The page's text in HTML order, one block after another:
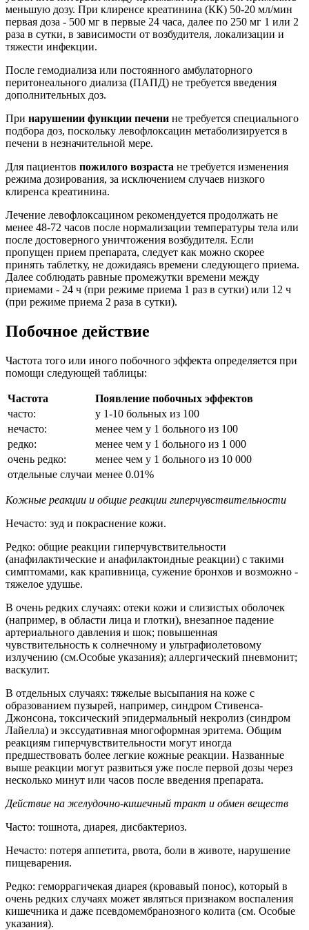
меньшую дозу. При клиренсе креатинина (КК) 50-20 мл/мин
первая доза - 500 мг в первые 24 часа, далее по 250 мг 1 или 2
раза в сутки, в зависимости от возбудителя, локализации и
тяжести инфекции.
После гемодиализа или постоянного амбулаторного
перитонеального диализа (ПАПД) не требуется введения
дополнительных доз.
При нарушении функции печени не требуется специального
подбора доз, поскольку левофлоксацин метаболизируется в
печени в незначительной мере.
Для пациентов пожилого возраста не требуется изменения
режима дозирования, за исключением случаев низкого
клиренса креатинина.
Лечение левофлоксацином рекомендуется продолжать не
менее 48-72 часов после нормализации температуры тела или
после достоверного уничтожения возбудителя. Если
пропущен прием препарата, следует как можно скорее
принять таблетку, не дожидаясь времени следующего приема.
Далее соблюдать равные промежутки времени между
приемами - 24 ч (при режиме приема 1 раз в сутки) или 12 ч
(при режиме приема 2 раза в сутки).
Побочное действие
Частота того или иного побочного эффекта определяется при
помощи следующей таблицы:
Частота
Появление побочных эффектов
часто:
у 1-10 больных из 100
нечасто:
менее чем у 1 больного из 100
редко:
менее чем у 1 больного из 1 000
очень редко:
менее чем у 1 больного из 10 000
отдельные случаи менее 0.01%
Кожные реакции и общие реакции гиперчувствительности
Нечасто: зуд и покраснение кожи.
Редко: общие реакции гиперчувствительности
(анафилактические и анафилактоидные реакции) с такими
симптомами, как крапивница, сужение бронхов и возможно -
тяжелое удушье.
В очень редких случаях: отеки кожи и слизистых оболочек
(например, в области лица и глотки), внезапное падение
артериального давления и шок; повышенная
чувствительность к солнечному и ультрафиолетовому
излучению (см.Особые указания); аллергический пневмонит;
васкулит.
В отдельных случаях: тяжелые высыпания на коже с
образованием пузырей, например, синдром Стивенса-
Джонсона, токсический эпидермальный некролиз (синдром
Лайелла) и экссудативная многоформная эритема. Общим
реакциям гиперчувствительности могут иногда
предшествовать более легкие кожные реакции. Названные
выше реакции могут развиться уже после первой дозы через
несколько минут или часов после введения препарата.
Действие на желудочно-кишечный тракт и обмен веществ
Часто: тошнота, диарея, дисбактериоз.
Нечасто: потеря аппетита, рвота, боли в животе, нарушение
пищеварения.
Редко: геморрагичекая диарея (кровавый понос), который в
очень редких случаях может являться признаком воспаления
кишечника и даже псевдомембранозного колита (см. Особые
указания).